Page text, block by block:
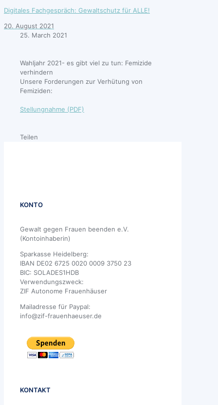
Digitales Fachgespräch: Gewaltschutz für ALLE!
20. August 2021
25. March 2021
Wahljahr 2021- es gibt viel zu tun: Femizide
verhindern
Unsere Forderungen zur Verhütung von
Femiziden:
Stellungnahme (PDF)
Teilen
KONTO
Gewalt gegen Frauen beenden e.V.
(Kontoinhaberin)
Sparkasse Heidelberg:
IBAN DE02 6725 0020 0009 3750 23
BIC: SOLADES1HDB
Verwendungszweck:
ZIF Autonome Frauenhäuser
Mailadresse für Paypal:
info@zif-frauenhaeuser.de
KONTAKT